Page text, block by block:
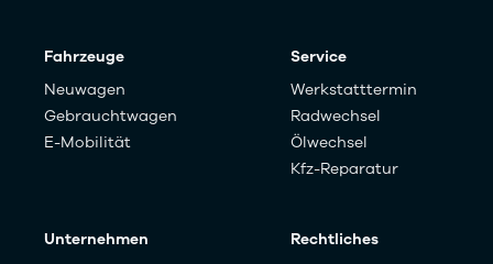
Fahrzeuge
Neuwagen
Gebrauchtwagen
E-Mobilität
Service
Werkstatttermin
Radwechsel
Ölwechsel
Kfz-Reparatur
Unternehmen
Rechtliches